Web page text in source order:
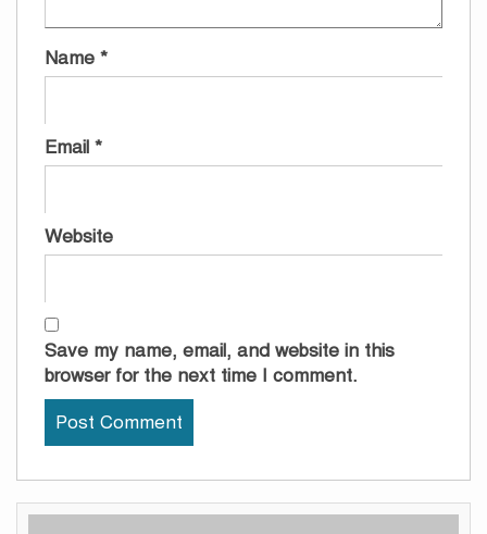
Name *
Email *
Website
Save my name, email, and website in this
browser for the next time I comment.